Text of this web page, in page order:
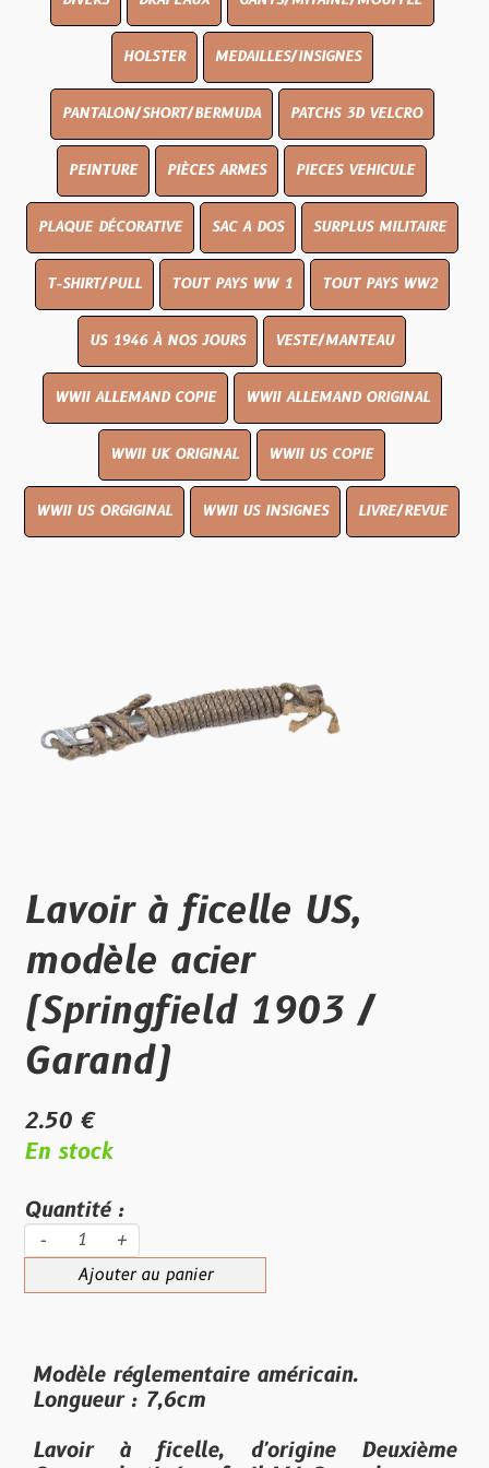
HOLSTER MEDAILLES/INSIGNES
PANTALON/SHORT/BERMUDA PATCHS 3D VELCRO
PEINTURE PIÈCES ARMES PIECES VEHICULE
PLAQUE DÉCORATIVE SAC A DOS SURPLUS MILITAIRE
T-SHIRT/PULL TOUT PAYS WW 1 TOUT PAYS WW2
US 1946 À NOS JOURS VESTE/MANTEAU
WWII ALLEMAND COPIE WWII ALLEMAND ORIGINAL
WWII UK ORIGINAL WWII US COPIE
WWII US ORGIGINAL WWII US INSIGNES LIVRE/REVUE
Lavoir à ficelle US,
modèle acier
(Springfield 1903 /
Garand)
2.50 €
En stock
Quantité :
- +
Ajouter au panier
Modèle réglementaire américain.
Longueur : 7,6cm
Lavoir à ficelle, d'origine Deuxième